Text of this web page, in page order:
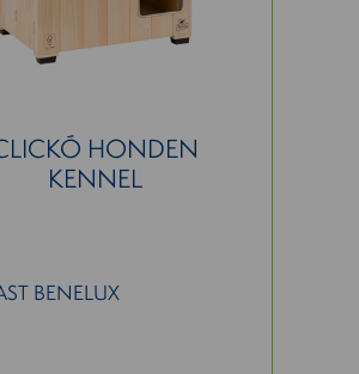
HONDEN
KENNEL
BENELUX